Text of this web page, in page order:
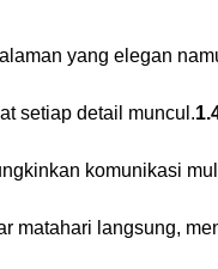
yang elegan
setiap detail muncul.
komunikasi
matahari langsung,